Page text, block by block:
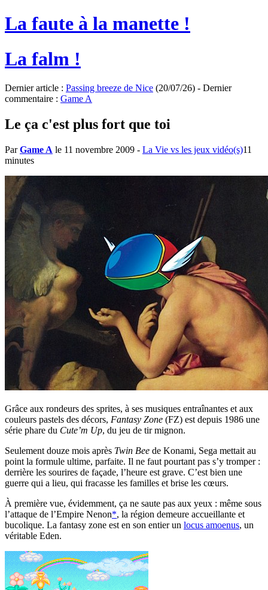
La faute à la manette !
La falm !
Dernier article : Passing breeze de Nice (20/07/26) - Dernier
commentaire : Game A
Le ça c'est plus fort que toi
ParGame A le 11 novembre 2009 - La Vie vs les jeux vidéo(s)11
minutes
Grâce aux rondeurs des sprites, à ses musiques entraînantes et aux
couleurs pastels des décors, Fantasy Zone (FZ) est depuis 1986 une
série phare du Cute’m Up, du jeu de tir mignon.
Seulement douze mois après Twin Bee de Konami, Sega mettait au
point la formule ultime, parfaite. Il ne faut pourtant pas s’y tromper :
derrière les sourires de façade, l’heure est grave. C’est bien une
guerre qui a lieu, qui fracasse les familles et brise les cœurs.
À première vue, évidemment, ça ne saute pas aux yeux : même sous
l’attaque de l’Empire Nenon*, la région demeure accueillante et
bucolique. La fantasy zone est en son entier un locus amoenus, un
véritable Eden.